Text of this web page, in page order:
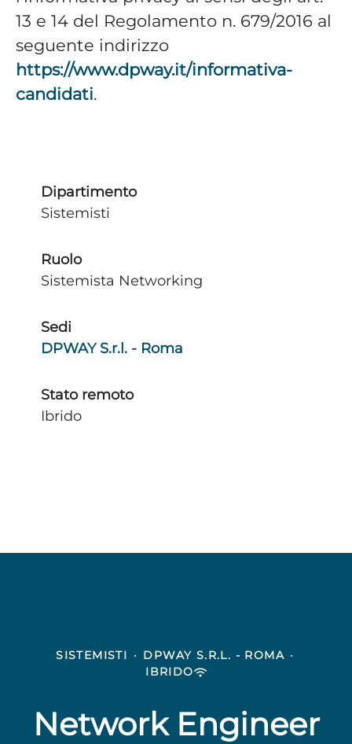
13 e 14 del Regolamento n. 679/2016 al
seguente indirizzo
https://www.dpway.it/informativa-
candidati.
Dipartimento
Sistemisti
Ruolo
Sistemista Networking
Sedi
DPWAY S.r.l. - Roma
Stato remoto
Ibrido
SISTEMISTI · DPWAY S.R.L. - ROMA ·
IBRIDO
Network Engineer